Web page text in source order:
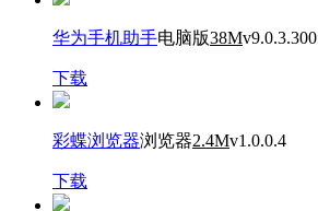
华为手机助手电脑版38Mv9.0.3.300
下载
彩蝶浏览器浏览器2.4Mv1.0.0.4
下载